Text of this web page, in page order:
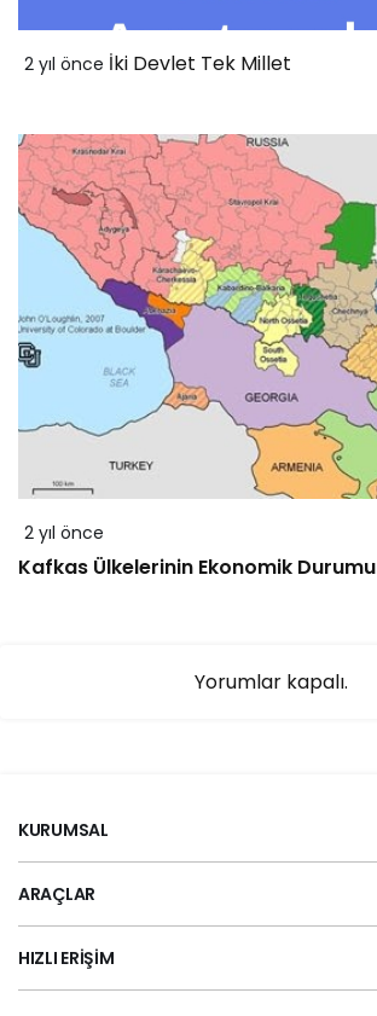
2 yıl önce İki Devlet Tek Millet
2 yıl önce
Kafkas Ülkelerinin Ekonomik Durumu
Yorumlar kapalı.
KURUMSAL
ARAÇLAR
HIZLI ERIŞIM